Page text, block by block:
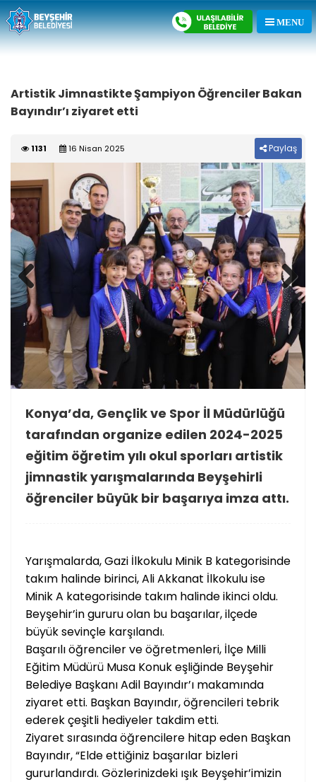
Artistik Jimnastikte Şampiyon Öğrenciler Bakan
Bayındır’ı ziyaret etti
1131 16 Nisan 2025 Paylaş
Previous Next
Konya’da, Gençlik ve Spor İl Müdürlüğü
tarafından organize edilen 2024-2025
eğitim öğretim yılı okul sporları artistik
jimnastik yarışmalarında Beyşehirli
öğrenciler büyük bir başarıya imza attı.
Yarışmalarda, Gazi İlkokulu Minik B kategorisinde
takım halinde birinci, Ali Akkanat İlkokulu ise
Minik A kategorisinde takım halinde ikinci oldu.
Beyşehir’in gururu olan bu başarılar, ilçede
büyük sevinçle karşılandı.
Başarılı öğrenciler ve öğretmenleri, İlçe Milli
Eğitim Müdürü Musa Konuk eşliğinde Beyşehir
Belediye Başkanı Adil Bayındır’ı makamında
ziyaret etti. Başkan Bayındır, öğrencileri tebrik
ederek çeşitli hediyeler takdim etti.
Ziyaret sırasında öğrencilere hitap eden Başkan
Bayındır, “Elde ettiğiniz başarılar bizleri
gururlandırdı. Gözlerinizdeki ışık Beyşehir’imizin